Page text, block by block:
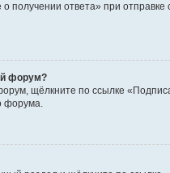
получении ответа» при
форум?
щёлкните по ссылке
форума.